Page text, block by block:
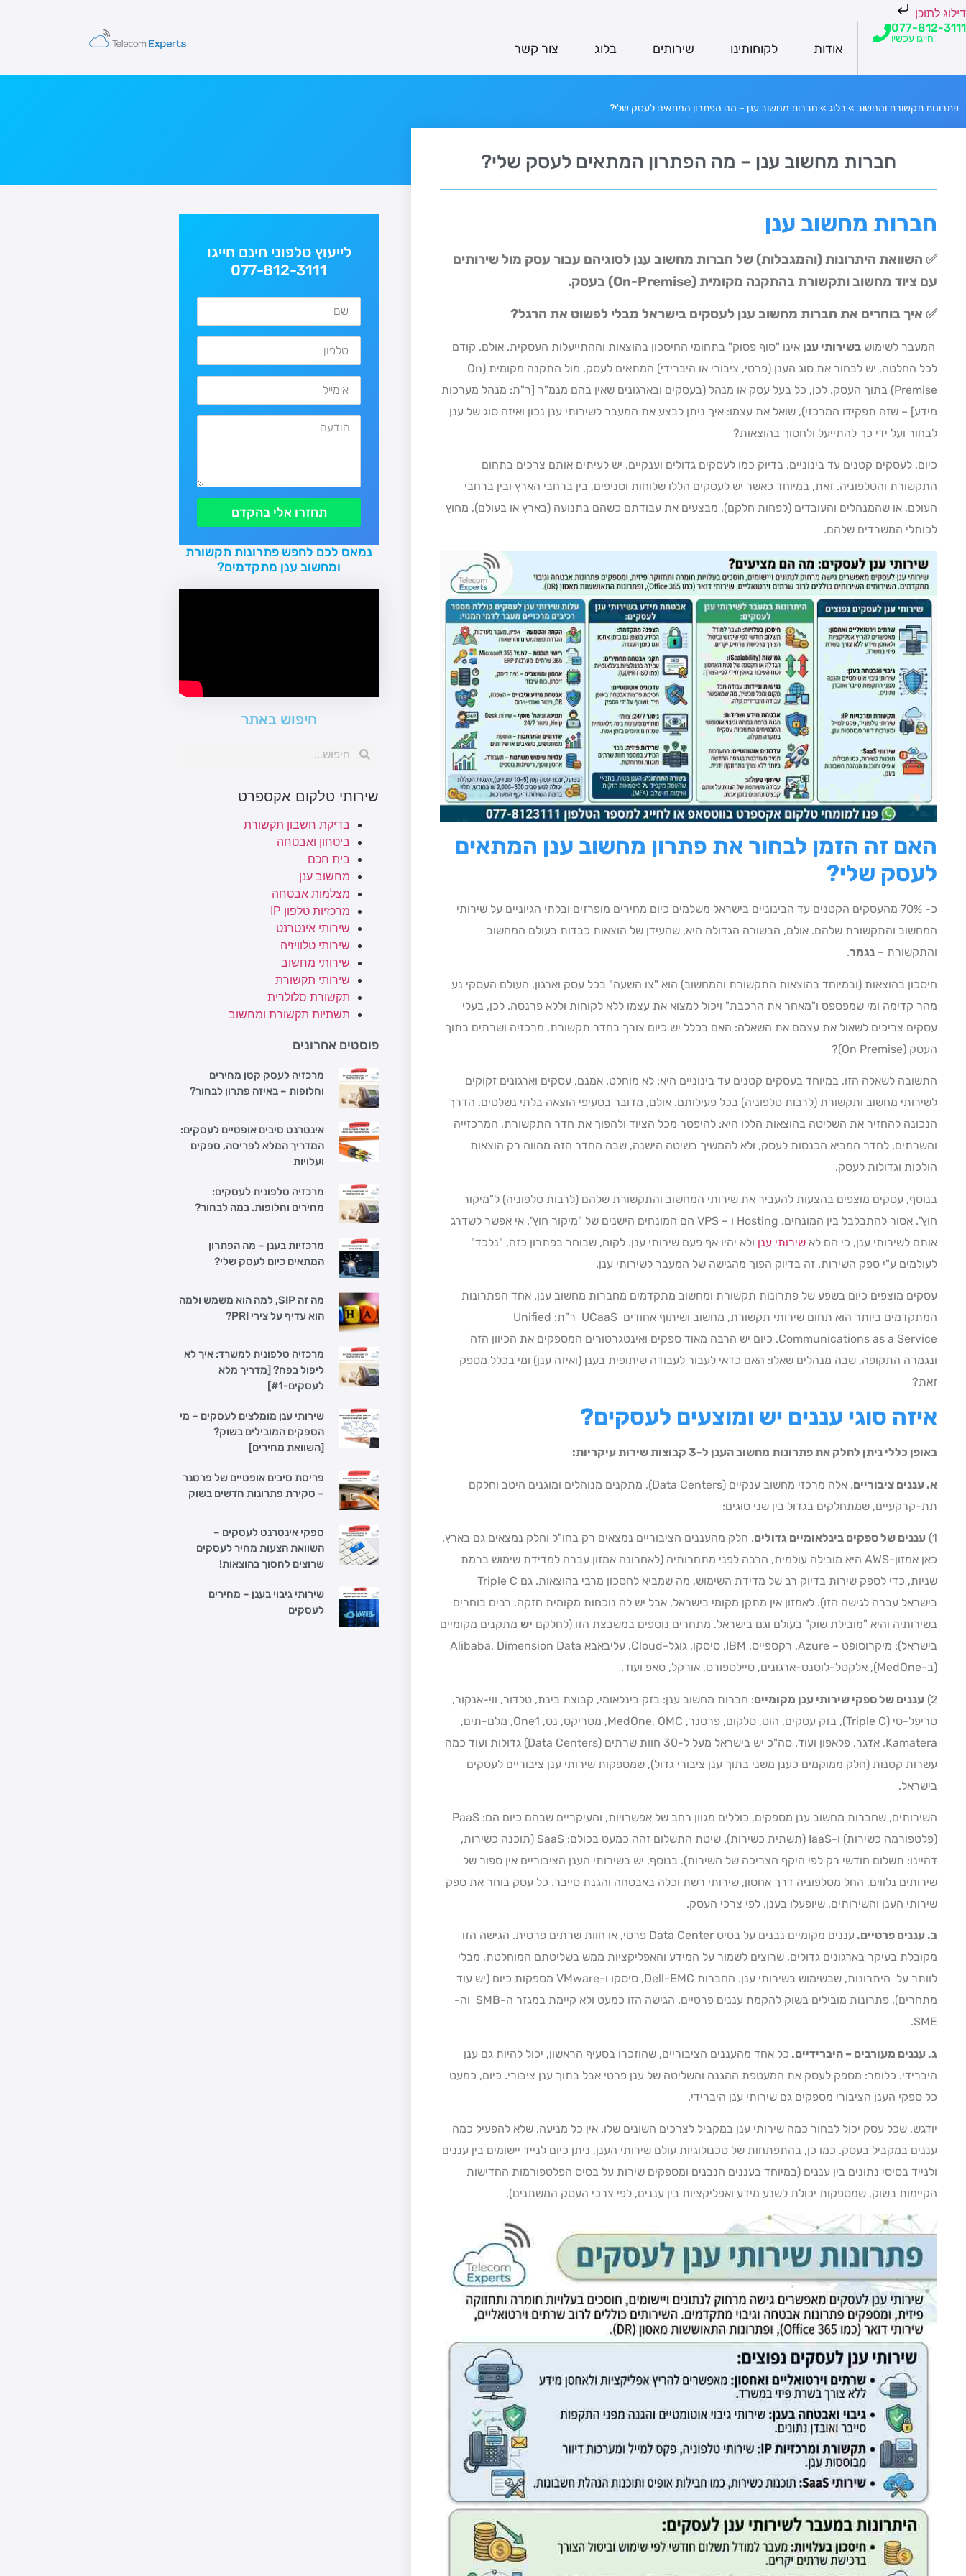
דילוג לתוכן
077-812-3111
חייגו עכשיו
אודות לקוחותינו שירותים בלוג צור קשר
פתרונות תקשורת ומחשוב »בלוג » חברות מחשוב ענן – מה הפתרון המתאים לעסק שלי?
חברות מחשוב ענן – מה הפתרון המתאים לעסק שלי?
חברות מחשוב ענן
✅ השוואת היתרונות (והמגבלות) של חברות מחשוב ענן לסוגיהם עבור עסק מול שירותים
עם ציוד מחשוב ותקשורת בהתקנה מקומית (On-Premise) בעסק.
✅ איך בוחרים את חברות מחשוב ענן לעסקים בישראל מבלי לפשוט את הרגל?
המעבר לשימוש בשירותי ענן אינו "סוף פסוק" בתחומי החיסכון בהוצאות וההתייעלות העסקית. אולם, קודם
לכל החלטה, יש לבחור את סוג הענן (פרטי, ציבורי או היברידי) המתאים לעסק, מול התקנה מקומית (On
Premise) בתוך העסק. לכן, כל בעל עסק או מנהל (בעסקים ובארגונים שאין בהם מנמ"ר [ר"ת: מנהל מערכות
מידע] – שזה תפקידו המרכזי), שואל את עצמו: איך ניתן לבצע את המעבר לשירותי ענן נכון ואיזה סוג של ענן
לבחור ועל ידי כך להתייעל ולחסוך בהוצאות?
כיום, לעסקים קטנים עד בינוניים, בדיוק כמו לעסקים גדולים וענקיים, יש לעיתים אותם צרכים בתחום
התקשורת והטלפוניה. זאת, במיוחד כאשר יש לעסקים הללו שלוחות וסניפים, בין ברחבי הארץ ובין ברחבי
העולם, או שהמנהלים והעובדים (לפחות חלקם), מבצעים את עבודתם כשהם בתנועה (בארץ או בעולם), מחוץ
לכותלי המשרדים שלהם.
האם זה הזמן לבחור את פתרון מחשוב ענן המתאים
לעסק שלי?
כ- 70% מהעסקים הקטנים עד הבינוניים בישראל משלמים כיום מחירים מופרזים ובלתי הגיוניים על שירותי
המחשוב והתקשורת שלהם. אולם, הבשורה הגדולה היא, שהעידן של הוצאות כבדות בעולם המחשוב
והתקשורת – נגמר.
חיסכון בהוצאות (ובמיוחד בהוצאות התקשורת והמחשוב) הוא "צו השעה" בכל עסק וארגון. העולם העסקי נע
מהר קדימה ומי שמפספס ו"מאחר את הרכבת" ויכול למצוא את עצמו ללא לקוחות וללא פרנסה. לכן, בעלי
עסקים צריכים לשאול את עצמם את השאלה: האם בכלל יש כיום צורך בחדר תקשורת, מרכזיה ושרתים בתוך
העסק (On Premise)?
התשובה לשאלה הזו, במיוחד בעסקים קטנים עד בינוניים היא: לא מוחלט. אמנם, עסקים וארגונים זקוקים
לשירותי מחשוב ותקשורת (לרבות טלפוניה) בכל פעילותם. אולם, מדובר בסעיפי הוצאה בלתי נשלטים. הדרך
הנכונה להחזיר את השליטה בהוצאות הללו היא: להיפטר מכל הציוד ולהפוך את חדר התקשורת, המרכזייה
והשרתים, לחדר המביא הכנסות לעסק, ולא להמשיך בשיטה הישנה, שבה החדר הזה מהווה רק הוצאות
הולכות וגדולות לעסק.
בנוסף, עסקים מוצפים בהצעות להעביר את שירותי המחשוב והתקשורת שלהם (לרבות טלפוניה) ל"מיקור
חוץ". אסור להתבלבל בין המונחים. Hosting ו – VPS הם המונחים הישנים של "מיקור חוץ". אי אפשר לשדרג
אותם לשירותי ענן, כי הם לא שירותי ענן ולא יהיו אף פעם שירותי ענן. לקוח, שבוחר בפתרון כזה, "נלכד"
לעולמים ע"י ספק השירות. זה בדיוק הפוך מהגישה של המעבר לשירותי ענן.
עסקים מוצפים כיום בשפע של פתרונות תקשורת ומחשוב מתקדמים מחברות מחשוב ענן. אחד הפתרונות
המתקדמים ביותר הוא תחום שירותי תקשורת, מחשוב ושיתוף אחודים UCaaS ר"ת: Unified
Communications as a Service. כיום יש הרבה מאוד ספקים ואינטגרטורים המספקים את הכיוון הזה
ונגמרה התקופה, שבה מנהלים שאלו: האם כדאי לעבור לעבודה שיתופית בענן (ואיזה ענן) ומי בכלל מספק
זאת?
איזה סוגי עננים יש ומוצעים לעסקים?
באופן כללי ניתן לחלק את פתרונות מחשוב הענן ל-3 קבוצות שירות עיקריות:
א. עננים ציבוריים
. אלה מרכזי מחשוב ענקיים (Data Centers), מתקנים מנוהלים ומוגנים היטב וחלקם
תת-קרקעיים, שמתחלקים בגדול בין שני סוגים:
1) עננים של ספקים בינלאומיים גדולים. חלק מהעננים הציבוריים נמצאים רק בחו"ל וחלק נמצאים גם בארץ.
כאן אמזון-AWS היא מובילה עולמית, הרבה לפני מתחרותיה (לאחרונה אמזון עברה למדידת שימוש ברמת
שניות, כדי לספק שירות בדיוק רב של מדידת השימוש, מה שמביא לחסכון מרבי בהוצאות. גם Triple C
בישראל עברה לגישה הזו). לאמזון אין מתקן מקומי בישראל, אבל יש לה נוכחות מקומית חזקה. רבים בוחרים
בשירותיה והיא "מובילת שוק" בעולם וגם בישראל. מתחרים נוספים במשבצת הזו (לחלקם יש מתקנים מקומיים
בישראל): מיקרוסופט – Azure, רקספייס, IBM, סיסקו, גוגל-Cloud, עליבאבא Alibaba, Dimension Data
(ב-MedOne), אלקטל-לוסנט-ארגונים, סיילספורס, אורקל, סאפ ועוד.
2) עננים של ספקי שירותי ענן מקומיים: חברות מחשוב ענן: בזק בינלאומי, קבוצת בינת, טלדור, ווי-אנקור,
טריפל-סי (Triple C), בזק עסקים, הוט, סלקום, פרטנר, MedOne, OMC, מטריקס, נס, One1, מלם-תים,
Kamatera, אדגר, פלאפון ועוד. סה"כ יש בישראל מעל ל-30 חוות שרתים (Data Centers) גדולות ועוד כמה
עשרות קטנות (חלק ממוקמים כענן משני בתוך ענן ציבורי גדול), שמספקות שירותי ענן ציבוריים לעסקים
בישראל.
השירותים, שחברות מחשוב ענן מספקים, כוללים מגוון רחב של אפשרויות, והעיקריים שבהם כיום הם: PaaS
(פלטפורמה כשירות) ו-IaaS (תשתית כשירות). שיטת התשלום זהה כמעט בכולם: SaaS (תוכנה כשירות,
דהיינו: תשלום חודשי רק לפי היקף הצריכה של השירות). בנוסף, יש בשירותי הענן הציבוריים אין ספור של
שירותים נלווים, החל מטלפוניה דרך אחסון, שירותי רשת וכלה באבטחה והגנת סייבר. כל עסק בוחר את ספק
שירותי הענן והשירותים, שיופעלו בענן, לפי צרכי העסק.
ב. עננים פרטיים.
עננים מקומיים נבנים על בסיס Data Center פרטי, או חוות שרתים פרטית. הגישה הזו
מקובלת בעיקר בארגונים גדולים, שרוצים לשמור על המידע והאפליקציות ממש בשליטתם המוחלטת, מבלי
לוותר על היתרונות, שבשימוש בשירותי ענן. החברות Dell-EMC, סיסקו ו-VMware מספקות כיום (יש עוד
מתחרים), פתרונות מובילים בשוק להקמת עננים פרטיים. הגישה הזו כמעט ולא קיימת במגזר ה-SMB וה-
SME.
ג. עננים מעורבים – היברידיים. כל אחד מהעננים הציבוריים, שהוזכרו בסעיף הראשון, יכול להיות גם ענן
היברידי. כלומר: מספק לעסק את המעטפת ההגנה והשליטה של ענן פרטי אבל בתוך ענן ציבורי. כיום, כמעט
כל ספקי הענן הציבורי מספקים גם שירותי ענן היברידי.
יודגש, שכל עסק יכול לבחור כמה שירותי ענן במקביל לצרכים השונים שלו. אין כל מניעה, שלא להפעיל כמה
עננים במקביל בעסק. כמו כן, בהתפתחות של טכנולוגיות עולם שירותי הענן, ניתן כיום לנייד יישומים בין עננים
ולנייד בסיסי נתונים בין עננים (במיוחד בעננים הנבנים ומספקים שירות על בסיס הפלטפורמות החדישות
הקיימות בשוק, שמספקות יכולת לשנע מידע ואפליקציות בין עננים, לפי צרכי העסק המשתנים).
לייעוץ טלפוני חינם חייגו
077-812-3111
תחזרו אלי בהקדם
נמאס לכם לחפש פתרונות תקשורת
ומחשוב ענן מתקדמים?
חיפוש באתר
שירותי טלקום אקספרט
בדיקת חשבון תקשורת
ביטחון ואבטחה
בית חכם
מחשוב ענן
מצלמות אבטחה
מרכזיות טלפון IP
שירותי אינטרנט
שירותי טלוויזיה
שירותי מחשוב
שירותי תקשורת
תקשורת סלולרית
תשתיות תקשורת ומחשוב
פוסטים אחרונים
מרכזיה לעסק קטן מחירים
וחלופות – באיזה פתרון לבחור?
אינטרנט סיבים אופטיים לעסקים:
המדריך המלא לפריסה, ספקים
ועלויות
מרכזיה טלפונית לעסקים:
מחירים וחלופות. במה לבחור?
מרכזיות בענן – מה הפתרון
המתאים כיום לעסק שלי?
מה זה SIP, למה הוא משמש ולמה
הוא עדיף על צירי PRI?
מרכזיה טלפונית למשרד: איך לא
ליפול בפח? [מדריך מלא
לעסקים-#1]
שירותי ענן מומלצים לעסקים – מי
הספקים המובילים בשוק?
[השוואת מחירים]
פריסת סיבים אופטיים של פרטנר
– סקירת פתרונות חדשים בשוק
ספקי אינטרנט לעסקים –
השוואת הצעות מחיר לעסקים
שרוצים לחסוך בהוצאות!
שירותי גיבוי בענן – מחירים
לעסקים